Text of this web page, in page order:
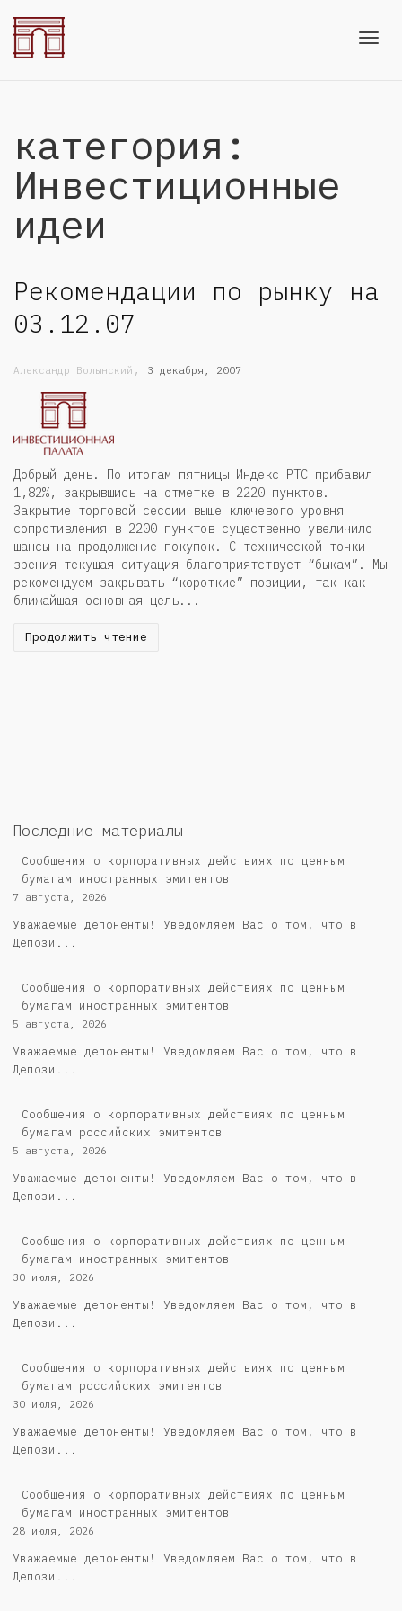
категория:
Инвестиционные
идеи
Рекомендации по рынку на
03.12.07
Александр Волынский , 3 декабря, 2007
Добрый день. По итогам пятницы Индекс РТС прибавил
1,82%, закрывшись на отметке в 2220 пунктов.
Закрытие торговой сессии выше ключевого уровня
сопротивления в 2200 пунктов существенно увеличило
шансы на продолжение покупок. С технической точки
зрения текущая ситуация благоприятствует “быкам”. Мы
рекомендуем закрывать “короткие” позиции, так как
ближайшая основная цель...
Продолжить чтение
Последние материалы
Сообщения о корпоративных действиях по ценным
бумагам иностранных эмитентов
7 августа, 2026
Уважаемые депоненты! Уведомляем Вас о том, что в
Депози...
Сообщения о корпоративных действиях по ценным
бумагам иностранных эмитентов
5 августа, 2026
Уважаемые депоненты! Уведомляем Вас о том, что в
Депози...
Cообщения о корпоративных действиях по ценным
бумагам российских эмитентов
5 августа, 2026
Уважаемые депоненты! Уведомляем Вас о том, что в
Депози...
Сообщения о корпоративных действиях по ценным
бумагам иностранных эмитентов
30 июля, 2026
Уважаемые депоненты! Уведомляем Вас о том, что в
Депози...
Cообщения о корпоративных действиях по ценным
бумагам российских эмитентов
30 июля, 2026
Уважаемые депоненты! Уведомляем Вас о том, что в
Депози...
Сообщения о корпоративных действиях по ценным
бумагам иностранных эмитентов
28 июля, 2026
Уважаемые депоненты! Уведомляем Вас о том, что в
Депози...